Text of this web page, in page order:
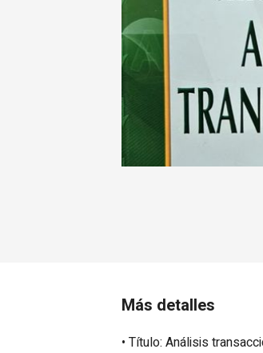
Más detalles
• Título: Análisis